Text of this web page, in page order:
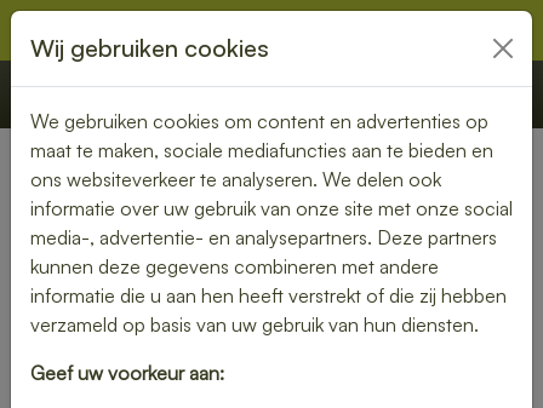
€ 0,00 Offerte Bestellen
Zakelijke lunch
Een zakelijke lunch laten bezorgen is de ideale oplossing
voor bedrijven die tijdens vergaderingen, presentaties of
teamoverleggen willen genieten van een complete en
verzorgde maaltijd. Het bespaart tijd, biedt gemak en zorgt
ervoor dat collega’s en zakenrelaties samen kunnen
Wij gebruiken cookies
We gebruiken cookies om content en advertenties op
maat te maken, sociale mediafuncties aan te bieden en
ons websiteverkeer te analyseren. We delen ook
informatie over uw gebruik van onze site met onze social
media-, advertentie- en analysepartners. Deze partners
kunnen deze gegevens combineren met andere
informatie die u aan hen heeft verstrekt of die zij hebben
verzameld op basis van uw gebruik van hun diensten.
Geef uw voorkeur aan: